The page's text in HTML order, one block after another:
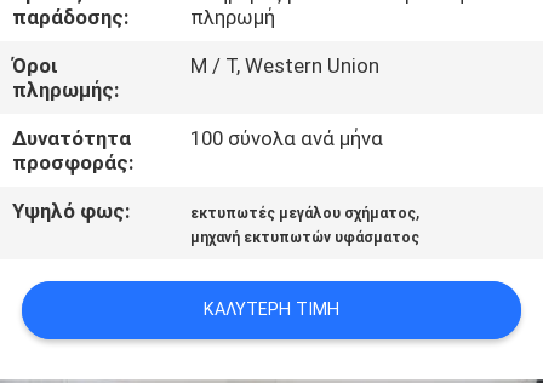
ΝΈΑ
ΌΛΕΣ
ΟΙ
ΠΕΡΙΠΤΏΣΕΙΣ
COMPANY
παράδοσης:
πληρωμή
Όροι
πληρωμής:
Μ / Τ, Western Union
Δυνατότητα
προσφοράς:
100 σύνολα ανά μήνα
Υψηλό φως: εκτυπωτές μεγάλου σχήματος,
μηχανή εκτυπωτών υφάσματος
ΚΑΛΎΤΕΡΗ ΤΙΜΉ